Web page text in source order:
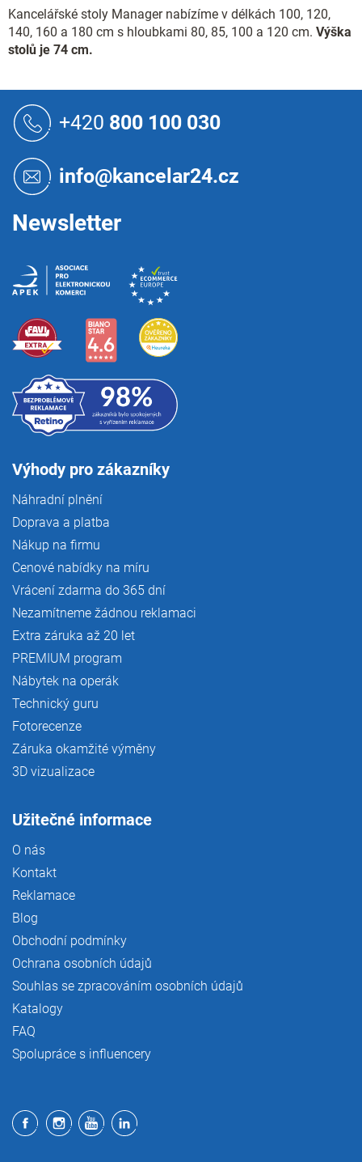
s
u
Kancelářské stoly Manager nabízíme v délkách 100, 120,
140, 160 a 180 cm s hloubkami 80, 85, 100 a 120 cm. Výška
stolů je 74 cm.
+420 800 100 030
info@kancelar24.cz
Newsletter
Výhody pro zákazníky
Náhradní plnění
Doprava a platba
Nákup na firmu
Cenové nabídky na míru
Vrácení zdarma do 365 dní
Nezamítneme žádnou reklamaci
Extra záruka až 20 let
PREMIUM program
Nábytek na operák
Technický guru
Fotorecenze
Záruka okamžité výměny
3D vizualizace
Užitečné informace
O nás
Kontakt
Reklamace
Blog
Obchodní podmínky
Ochrana osobních údajů
Souhlas se zpracováním osobních údajů
Katalogy
FAQ
Spolupráce s influencery